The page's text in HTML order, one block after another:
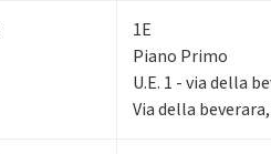
1E
Piano Primo
U.E. 1 - via della
Via della